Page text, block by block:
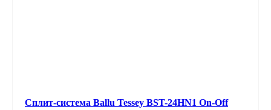
Сплит-система Ballu Tessey BST-24HN1 On-Off